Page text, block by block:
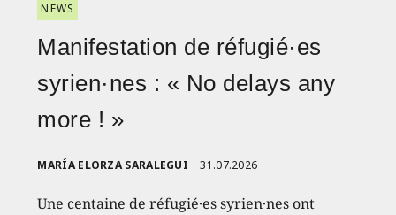
NEWS
Manifestation de réfugié·es
syrien·nes : « No delays any
more ! »
MARÍA ELORZA SARALEGUI 31.07.2026
Une centaine de réfugié·es syrien·nes ont